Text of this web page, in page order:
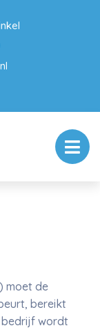
moet de
bereikt
bedrijf wordt